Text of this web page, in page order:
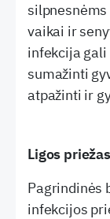
vaikai ir
infekcija
sumažinti
atpažinti ir
Ligos
Pagrindinės
infekcijos